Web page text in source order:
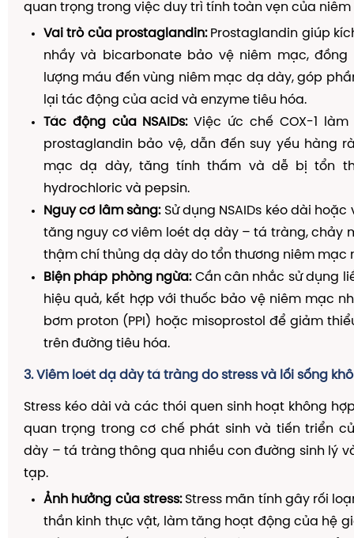
quan trọng trong việc duy trì tính toàn vẹn của
Vai trò của prostaglandin:Prostaglandin giúp
nhầy và bicarbonate bảo vệ niêm mạc, đồng
lượng máu đến vùng niêm mạc dạ dày, góp
lại tác động của acid và enzyme tiêu hóa.
Tác động của NSAIDs:Việc ức chế COX-1 làm
prostaglandin bảo vệ, dẫn đến suy yếu hàng
mạc dạ dày, tăng tính thấm và dễ bị tổn
hydrochloric và pepsin.
Nguy cơ lâm sàng:Sử dụng NSAIDs kéo dài
tăng nguy cơ viêm loét dạ dày – tá tràng, chảy
thậm chí thủng dạ dày do tổn thương niêm mạc
Biện pháp phòng ngừa:Cần cân nhắc sử dụng
hiệu quả, kết hợp với thuốc bảo vệ niêm mạc
bơm proton (PPI) hoặc misoprostol để giảm
trên đường tiêu hóa.
3. Viêm loét dạ dày tá tràng do stress và lối sống
Stress kéo dài và các thói quen sinh hoạt không
quan trọng trong cơ chế phát sinh và tiến triển
dày – tá tràng thông qua nhiều con đường sinh lý
tạp.
Ảnh hưởng của stress:Stress mãn tính gây rối
thần kinh thực vật, làm tăng hoạt động của hệ